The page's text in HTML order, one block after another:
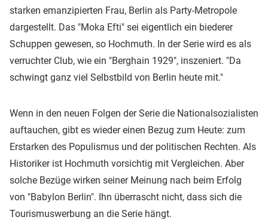
starken emanzipierten Frau, Berlin als Party-Metropole
dargestellt. Das "Moka Efti" sei eigentlich ein biederer
Schuppen gewesen, so Hochmuth. In der Serie wird es als
verruchter Club, wie ein "Berghain 1929", inszeniert. "Da
schwingt ganz viel Selbstbild von Berlin heute mit."
Wenn in den neuen Folgen der Serie die Nationalsozialisten
auftauchen, gibt es wieder einen Bezug zum Heute: zum
Erstarken des Populismus und der politischen Rechten. Als
Historiker ist Hochmuth vorsichtig mit Vergleichen. Aber
solche Bezüge wirken seiner Meinung nach beim Erfolg
von "Babylon Berlin". Ihn überrascht nicht, dass sich die
Tourismuswerbung an die Serie hängt.